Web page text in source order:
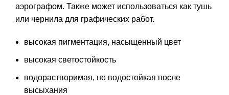
аэрографом. Также может использоваться как тушь
или чернила для графических работ.
высокая пигментация, насыщенный цвет
высокая светостойкость
водорастворимая, но водостойкая после
высыхания